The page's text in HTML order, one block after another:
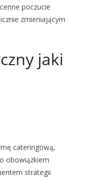
poczucie
zmieniającym
jaki
cateringową,
obowiązkiem
strategii